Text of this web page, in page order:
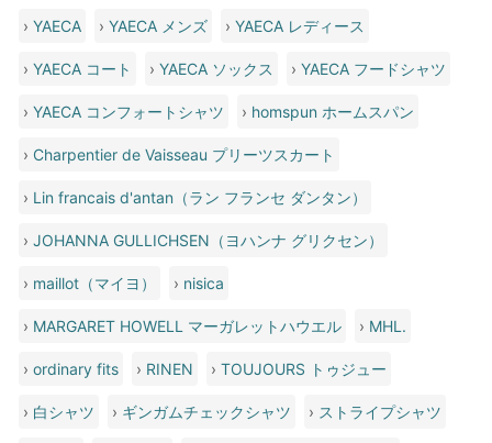
›YAECA ›YAECA メンズ ›YAECA レディース
›YAECA コート ›YAECA ソックス ›YAECA フードシャツ
›YAECA コンフォートシャツ › homspun ホームスパン
› Charpentier de Vaisseau プリーツスカート
› Lin francais d'antan（ラン フランセ ダンタン）
›JOHANNA GULLICHSEN（ヨハンナ グリクセン）
› maillot（マイヨ） › nisica
› MARGARET HOWELL マーガレットハウエル › MHL.
›ordinary fits › RINEN ›TOUJOURS トゥジュー
› 白シャツ › ギンガムチェックシャツ › ストライプシャツ